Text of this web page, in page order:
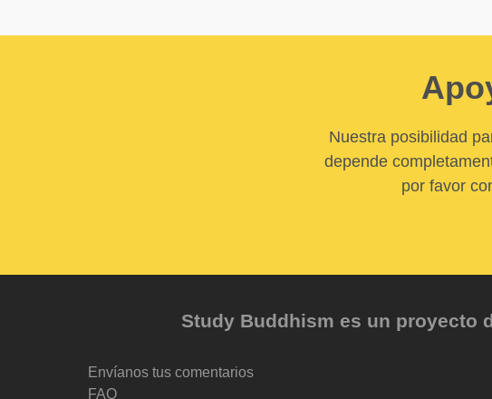
Nuestra posibilidad
depende
por favor
Study Buddhism es un proyecto
Envíanos tus comentarios
FAQ